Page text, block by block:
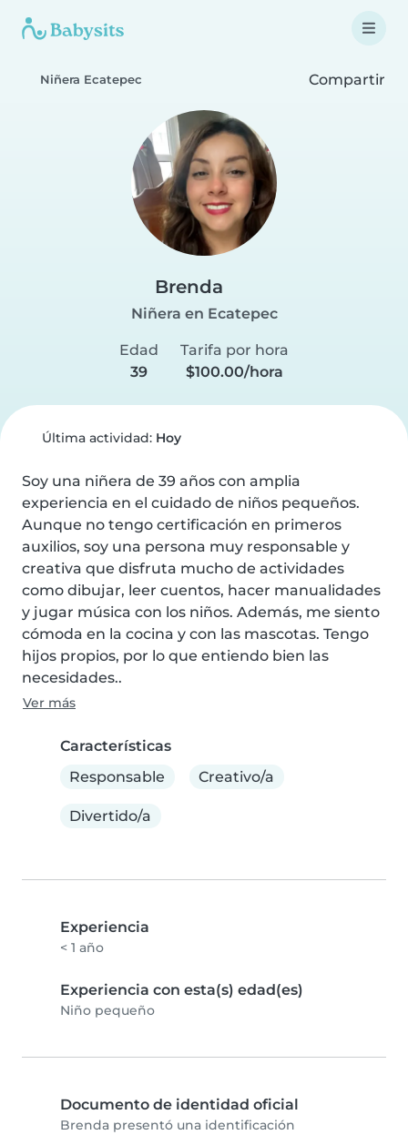
Niñera Ecatepec Compartir
Brenda
Niñera en Ecatepec
Edad
39
Tarifa por hora
$100.00/hora
Última actividad: Hoy
Soy una niñera de 39 años con amplia
experiencia en el cuidado de niños pequeños.
Aunque no tengo certificación en primeros
auxilios, soy una persona muy responsable y
creativa que disfruta mucho de actividades
como dibujar, leer cuentos, hacer manualidades
y jugar música con los niños. Además, me siento
cómoda en la cocina y con las mascotas. Tengo
hijos propios, por lo que entiendo bien las
necesidades..
Ver más
Características
Responsable
Creativo/a
Divertido/a
Experiencia
< 1 año
Experiencia con esta(s) edad(es)
Niño pequeño
Documento de identidad oficial
Brenda presentó una identificación